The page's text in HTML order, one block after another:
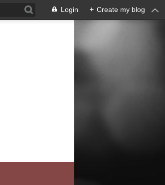
Login + Create my blog